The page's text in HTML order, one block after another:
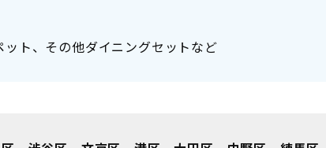
ト、その他ダイニングセットなど